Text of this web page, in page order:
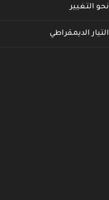
نحو التغيير
التيار الديمقراطي